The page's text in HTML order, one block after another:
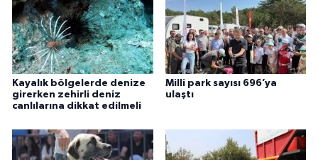
Kayalık bölgelerde denize
girerken zehirli deniz
canlılarına dikkat edilmeli
Milli park sayısı 696’ya
ulaştı